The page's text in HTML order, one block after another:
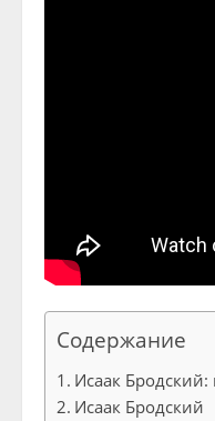
Содержание
Исаак
Исаак Бродский